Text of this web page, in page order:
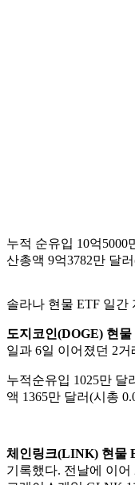
누적 순유입 10억
산총액 9억3782만 달
솔라나 현물 ETF 일간
도지코인(DOGE) 현물
일과 6일 이어졌던 2
누적순유입 1025만 달
액 1365만 달러(시총
체인링크(LINK) 현물
기록했다. 전날에 이